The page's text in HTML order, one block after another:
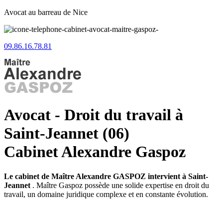
Avocat au barreau de Nice
09.86.16.78.81
Avocat - Droit du travail à
Saint-Jeannet (06)
Cabinet Alexandre Gaspoz
Le cabinet de Maître Alexandre GASPOZ intervient à Saint-
Jeannet . Maître Gaspoz possède une solide expertise en droit du
travail, un domaine juridique complexe et en constante évolution.